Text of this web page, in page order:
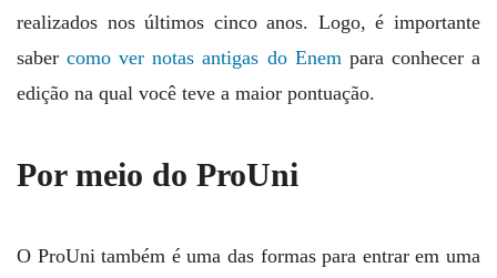
realizados nos últimos cinco anos. Logo, é importante
sabercomo ver notas antigas do Enempara conhecer a
edição na qual você teve a maior pontuação.
Por meio do ProUni
O ProUni também é uma das formas para entrar em uma